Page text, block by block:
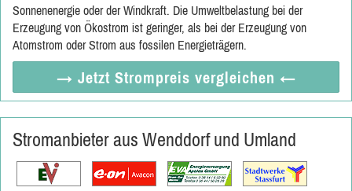
Sonnenenergie oder der Windkraft. Die Umweltbelastung bei der
Erzeugung von Ökostrom ist geringer, als bei der Erzeugung von
Atomstrom oder Strom aus fossilen Energieträgern.
→ Jetzt Strompreis vergleichen ←
Stromanbieter aus Wenddorf und Umland